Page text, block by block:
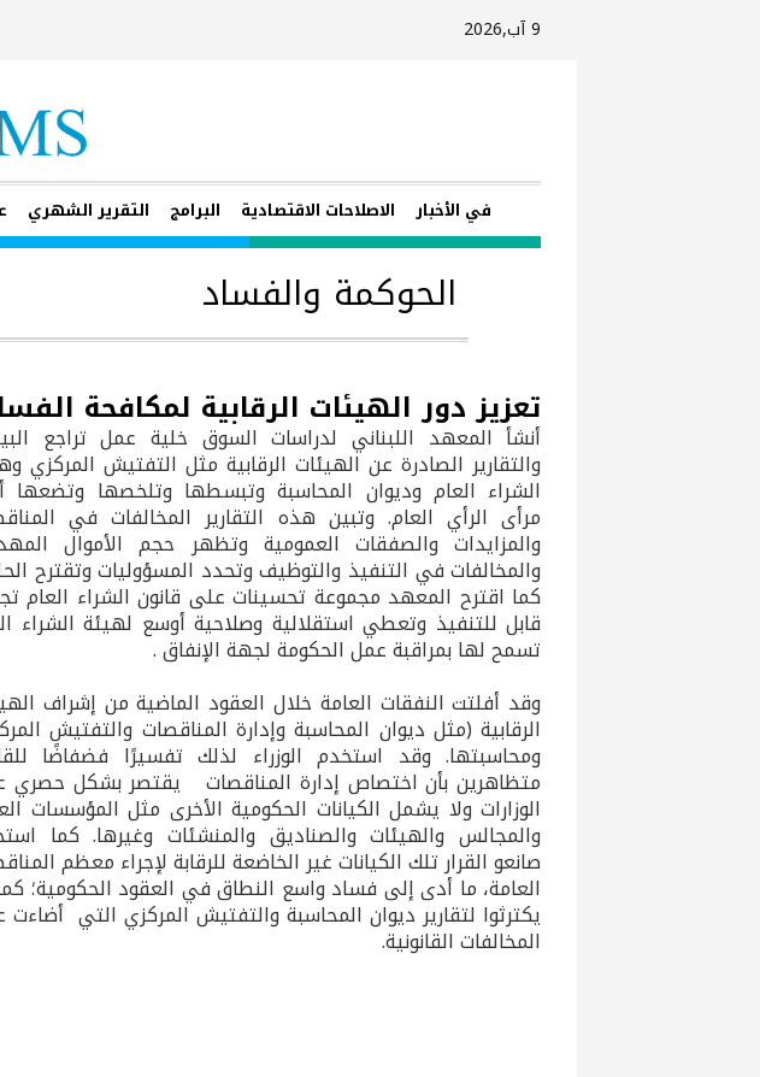
9 آب,2026
في الأخبار الاصلاحات الاقتصادية البرامج التقرير الشهري
الحوكمة والفساد
تعزيز دور الهيئات الرقابية لمكافحة
أنشأ المعهد اللبناني لدراسات السوق خلية عمل تراجع
والتقارير الصادرة عن الهيئات الرقابية مثل التفتيش المركزي
الشراء العام وديوان المحاسبة وتبسطها وتلخصها وتضعها
مرأى الرأي العام. وتبين هذه التقارير المخالفات في
والمزايدات والصفقات العمومية وتظهر حجم الأموال
والمخالفات في التنفيذ والتوظيف وتحدد المسؤوليات وتقترح
كما اقترح المعهد مجموعة تحسينات على قانون الشراء العام
قابل للتنفيذ وتعطي استقلالية وصلاحية أوسع لهيئة الشراء
تسمح لها بمراقبة عمل الحكومة لجهة الإنفاق .
وقد أفلتت النفقات العامة خلال العقود الماضية من إشراف
الرقابية (مثل ديوان المحاسبة وإدارة المناقصات والتفتيش
ومحاسبتها. وقد استخدم الوزراء لذلك تفسيرًا فضفاضًا
متظاهرين بأن اختصاص إدارة المناقصات يقتصر بشكل حصري
الوزارات ولا يشمل الكيانات الحكومية الأخرى مثل المؤسسات
والمجالس والهيئات والصناديق والمنشئات وغيرها. كما
صانعو القرار تلك الكيانات غير الخاضعة للرقابة لإجراء معظم
العامة، ما أدى إلى فساد واسع النطاق في العقود الحكومية؛
يكترثوا لتقارير ديوان المحاسبة والتفتيش المركزي التي
المخالفات القانونية.